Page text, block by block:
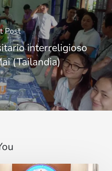
Post
interreligioso
(Tailandia)